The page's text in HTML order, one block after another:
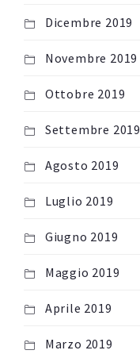
Dicembre 2019
Novembre 2019
Ottobre 2019
Settembre 2019
Agosto 2019
Luglio 2019
Giugno 2019
Maggio 2019
Aprile 2019
Marzo 2019